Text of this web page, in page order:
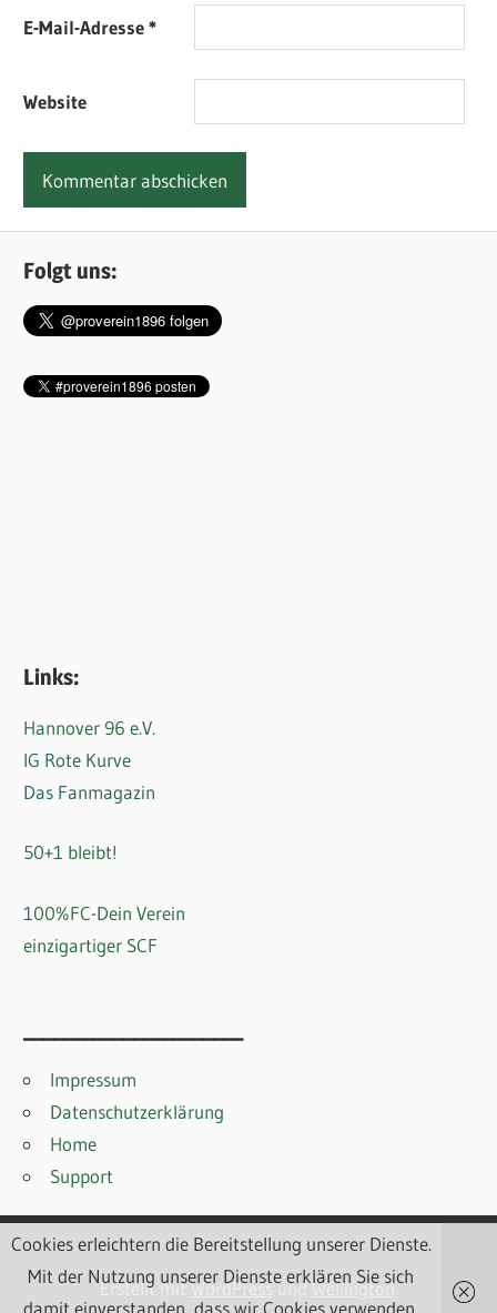
E-Mail-Adresse*
Website
Folgt uns:
Links:
Hannover 96 e.V.
IG Rote Kurve
Das Fanmagazin
50+1 bleibt!
100%FC-Dein Verein
einzigartiger SCF
Impressum
Datenschutzerklärung
Home
Support
Erstellt mitWordPressundWellington.
Cookies erleichtern die Bereitstellung unserer Dienste.
Mit der Nutzung unserer Dienste erklären Sie sich
damit einverstanden, dass wir Cookies verwenden.